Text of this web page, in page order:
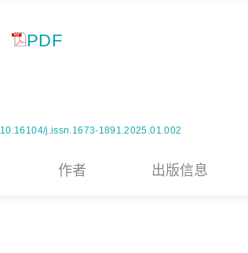
PDF
10.16104/j.issn.1673-1891.2025.01.002
作者 出版信息